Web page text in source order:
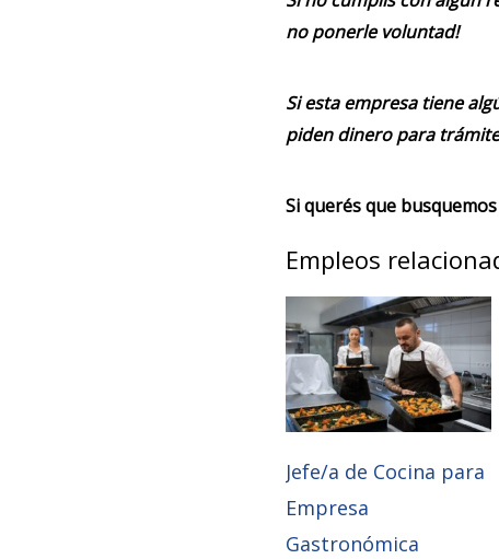
no ponerle voluntad!
Si esta empresa tiene
piden dinero para
Si querés que
Empleos
Jefe/a de Cocina para
Empresa
Gastronómica